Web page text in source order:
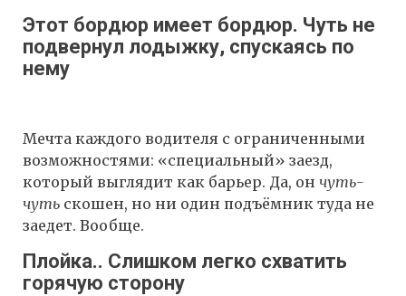
Этот бордюр имеет бордюр. Чуть не
подвернул лодыжку, спускаясь по
нему
Мечта каждого водителя с ограниченными
возможностями: «специальный» заезд,
который выглядит как барьер. Да, он чуть-
чуть скошен, но ни один подъёмник туда не
заедет. Вообще.
Плойка.. Слишком легко схватить
горячую сторону